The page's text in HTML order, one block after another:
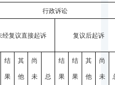
行政诉讼
经复议直接起诉 复议后起诉
结
果
其
他
尚
未 总
结
果
结
果
其
他
尚
未